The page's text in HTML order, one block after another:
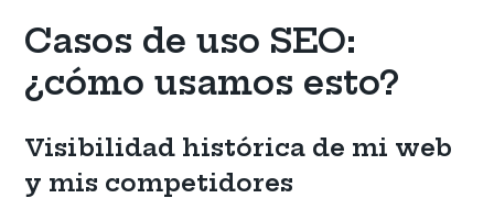
Casos de uso SEO:
¿cómo usamos esto?
Visibilidad histórica de mi web
y mis competidores